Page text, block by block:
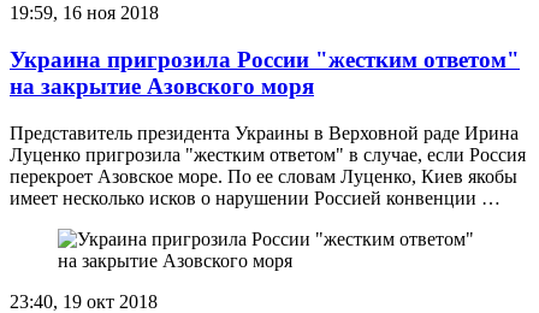
19:59, 16 ноя 2018
Украина пригрозила России "жестким ответом"
на закрытие Азовского моря
Представитель президента Украины в Верховной раде Ирина
Луценко пригрозила "жестким ответом" в случае, если Россия
перекроет Азовское море. По ее словам Луценко, Киев якобы
имеет несколько исков о нарушении Россией конвенции …
23:40, 19 окт 2018